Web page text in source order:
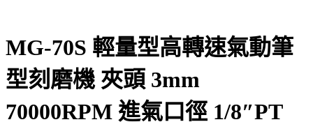
MG-70S 輕量型高轉速氣動筆
型刻磨機 夾頭 3mm
70000RPM 進氣口徑 1/8″PT